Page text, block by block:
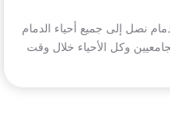
نصل إلى جميع أحياء الدمام
وكل الأحياء خلال وقت